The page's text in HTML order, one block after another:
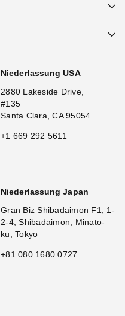
Niederlassung USA
2880 Lakeside Drive,
#135
Santa Clara, CA 95054
+1 669 292 5611
Niederlassung Japan
Gran Biz Shibadaimon F1, 1-
2-4, Shibadaimon, Minato-
ku, Tokyo
+81 080 1680 0727